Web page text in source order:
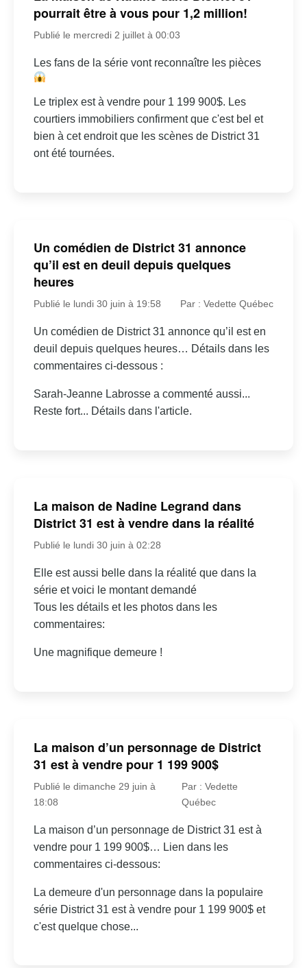
pourrait être à vous pour 1,2 million!
Publié le mercredi 2 juillet à 00:03
Les fans de la série vont reconnaître les pièces
Le triplex est à vendre pour 1 199 900$. Les
courtiers immobiliers confirment que c'est bel et
bien à cet endroit que les scènes de District 31
ont été tournées.
Un comédien de District 31 annonce
qu’il est en deuil depuis quelques
heures
Publié le lundi 30 juin à 19:58 Par : Vedette Québec
Un comédien de District 31 annonce qu’il est en
deuil depuis quelques heures… Détails dans les
commentaires ci-dessous :
Sarah-Jeanne Labrosse a commenté aussi...
Reste fort... Détails dans l'article.
La maison de Nadine Legrand dans
District 31 est à vendre dans la réalité
Publié le lundi 30 juin à 02:28
Elle est aussi belle dans la réalité que dans la
série et voici le montant demandé
Tous les détails et les photos dans les
commentaires:
Une magnifique demeure !
La maison d’un personnage de District
31 est à vendre pour 1 199 900$
Publié le dimanche 29 juin à
18:08
Par : Vedette
Québec
La maison d’un personnage de District 31 est à
vendre pour 1 199 900$… Lien dans les
commentaires ci-dessous:
La demeure d'un personnage dans la populaire
série District 31 est à vendre pour 1 199 900$ et
c'est quelque chose...